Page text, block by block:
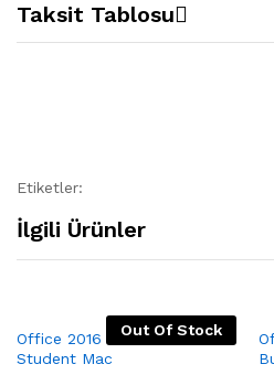
Taksit Tablosu
Etiketler:
İlgili Ürünler
Out Of Stock
Office 2016 Home and
Student Mac